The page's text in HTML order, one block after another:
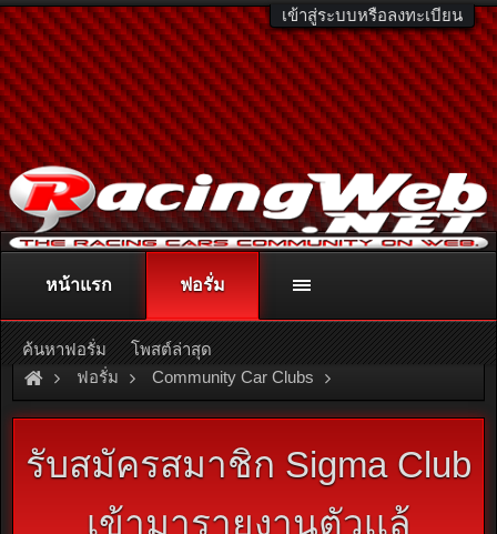
เข้าสู่ระบบหรือลงทะเบียน
ติดต่อลงโฆษณา racingweb@gmail.comหรือโทร. 081-811-1138
หรืออ่านรายละเอียดเพิ่มเติม คลิกที่นี่
ฟอรั่ม Community Car Clubs
Mitsubishi Car Clubs Sigma Club
รับสมัครสมาชิก Sigma Club
เข้ามารายงานตัวเเล้
หน้าแรก ฟอรั่ม
ค้นหาฟอรั่ม โพสต์ล่าสุด